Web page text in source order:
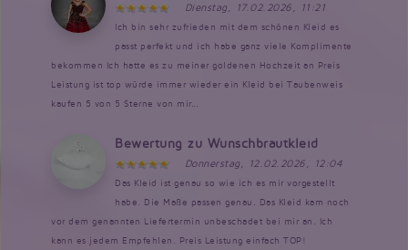
Dienstag, 17.02.2026, 11:21
Ich bin sehr zufrieden mit dem schönen Kleid es
passt perfekt und ich habe ganz viele Komplimente
bekommen Ich hatte es zu meiner goldenen Hochzeit an Preis
Leistung ist top würde immer wieder ein Kleid bei Taubenweis
kaufen 5 von 5 Sterne von mir...
Bewertung zu Wunschbrautkleid
Donnerstag, 12.02.2026, 12:04
Das Kleid ist genau so wie ich es mir vorgestellt
habe. Die Maße passen genau. Das Kleid kam noch
vor dem genannten Liefertermin unbeschadet bei mir an. Ich
kann es jedem Empfehlen. Preis Leistung einfach TOP!